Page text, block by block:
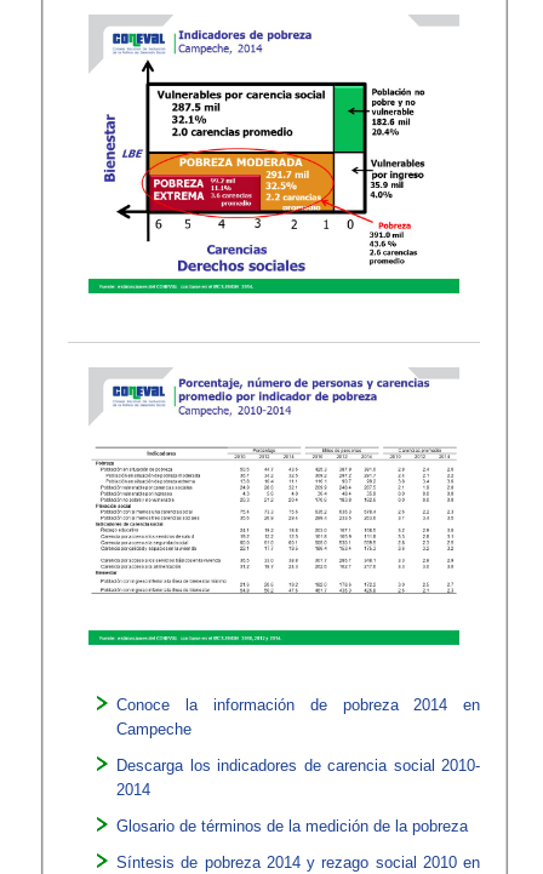
Conoce la información de pobreza 2014 en
Campeche​
Descarga los indicadores de carencia social 2010-
2014
Glosario de términos de la medición de la pobreza
Síntesis de pobreza 2014 y rezago social 2010 en